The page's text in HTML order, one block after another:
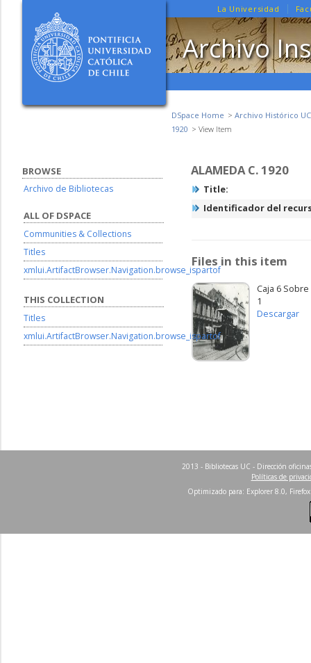
La Universidad
Archivo
DSpace Home
Archivo Histórico UC
1920
View Item
ALAMEDA C. 1920
Title:
Identificador del
Files in this item
Caja 6
1
Descargar
BROWSE
Archivo de Bibliotecas
ALL OF DSPACE
Communities & Collections
Titles
xmlui.ArtifactBrowser.Navigation.browse_ispartof
THIS COLLECTION
Titles
xmlui.ArtifactBrowser.Navigation.browse_ispartof
2013 - Bibliotecas UC - Dirección
Políticas de
Optimizado para: Explorer 8.0,